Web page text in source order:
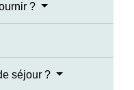
?
séjour ?